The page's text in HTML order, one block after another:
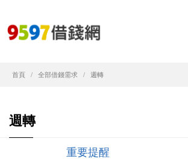
首頁 全部借錢需求 週轉
週轉
重要提醒